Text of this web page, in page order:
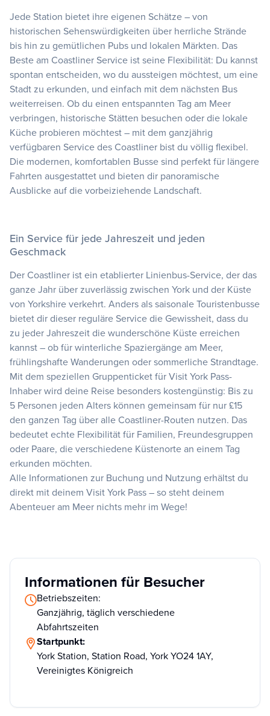
Jede Station bietet ihre eigenen Schätze – von
historischen Sehenswürdigkeiten über herrliche Strände
bis hin zu gemütlichen Pubs und lokalen Märkten. Das
Beste am Coastliner Service ist seine Flexibilität: Du kannst
spontan entscheiden, wo du aussteigen möchtest, um eine
Stadt zu erkunden, und einfach mit dem nächsten Bus
weiterreisen. Ob du einen entspannten Tag am Meer
verbringen, historische Stätten besuchen oder die lokale
Küche probieren möchtest – mit dem ganzjährig
verfügbaren Service des Coastliner bist du völlig flexibel.
Die modernen, komfortablen Busse sind perfekt für längere
Fahrten ausgestattet und bieten dir panoramische
Ausblicke auf die vorbeiziehende Landschaft.
Ein Service für jede Jahreszeit und jeden
Geschmack
Der Coastliner ist ein etablierter Linienbus-Service, der das
ganze Jahr über zuverlässig zwischen York und der Küste
von Yorkshire verkehrt. Anders als saisonale Touristenbusse
bietet dir dieser reguläre Service die Gewissheit, dass du
zu jeder Jahreszeit die wunderschöne Küste erreichen
kannst – ob für winterliche Spaziergänge am Meer,
frühlingshafte Wanderungen oder sommerliche Strandtage.
Mit dem speziellen Gruppenticket für Visit York Pass-
Inhaber wird deine Reise besonders kostengünstig: Bis zu
5 Personen jeden Alters können gemeinsam für nur £15
den ganzen Tag über alle Coastliner-Routen nutzen. Das
bedeutet echte Flexibilität für Familien, Freundesgruppen
oder Paare, die verschiedene Küstenorte an einem Tag
erkunden möchten.
Alle Informationen zur Buchung und Nutzung erhältst du
direkt mit deinem Visit York Pass – so steht deinem
Abenteuer am Meer nichts mehr im Wege!
Informationen für Besucher
Betriebszeiten:
Ganzjährig, täglich verschiedene
Abfahrtszeiten
Startpunkt:
York Station, Station Road, York YO24 1AY,
Vereinigtes Königreich